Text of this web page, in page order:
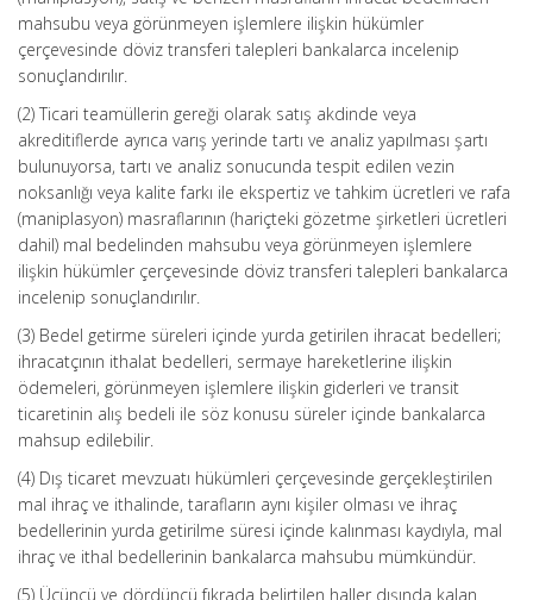
mahsubu veya görünmeyen işlemlere ilişkin hükümler
çerçevesinde döviz transferi talepleri bankalarca incelenip
sonuçlandırılır.
(2) Ticari teamüllerin gereği olarak satış akdinde veya
akreditiflerde ayrıca varış yerinde tartı ve analiz yapılması şartı
bulunuyorsa, tartı ve analiz sonucunda tespit edilen vezin
noksanlığı veya kalite farkı ile ekspertiz ve tahkim ücretleri ve rafa
(maniplasyon) masraflarının (hariçteki gözetme şirketleri ücretleri
dahil) mal bedelinden mahsubu veya görünmeyen işlemlere
ilişkin hükümler çerçevesinde döviz transferi talepleri bankalarca
incelenip sonuçlandırılır.
(3) Bedel getirme süreleri içinde yurda getirilen ihracat bedelleri;
ihracatçının ithalat bedelleri, sermaye hareketlerine ilişkin
ödemeleri, görünmeyen işlemlere ilişkin giderleri ve transit
ticaretinin alış bedeli ile söz konusu süreler içinde bankalarca
mahsup edilebilir.
(4) Dış ticaret mevzuatı hükümleri çerçevesinde gerçekleştirilen
mal ihraç ve ithalinde, tarafların aynı kişiler olması ve ihraç
bedellerinin yurda getirilme süresi içinde kalınması kaydıyla, mal
ihraç ve ithal bedellerinin bankalarca mahsubu mümkündür.
(5) Üçüncü ve dördüncü fıkrada belirtilen haller dışında kalan